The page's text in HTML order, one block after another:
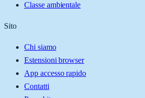
Classe ambientale
Sito
Chi siamo
Estensioni browser
App accesso rapido
Contatti